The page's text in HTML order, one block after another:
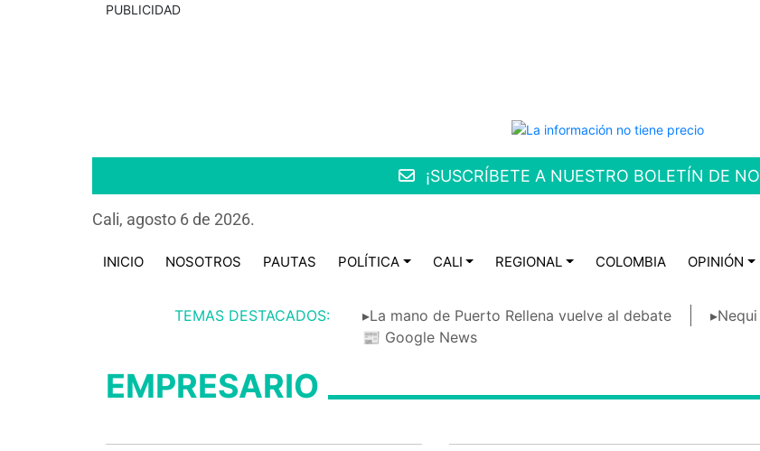
PUBLICIDAD
¡SUSCRÍBETE A NUESTRO BOLETÍN DE
Cali, agosto 6 de 2026.
INICIO NOSOTROS PAUTAS POLÍTICA CALI REGIONAL COLOMBIA OPINIÓN
TEMAS DESTACADOS: ▸La mano de Puerto Rellena vuelve al debate
📰 Google News
EMPRESARIO